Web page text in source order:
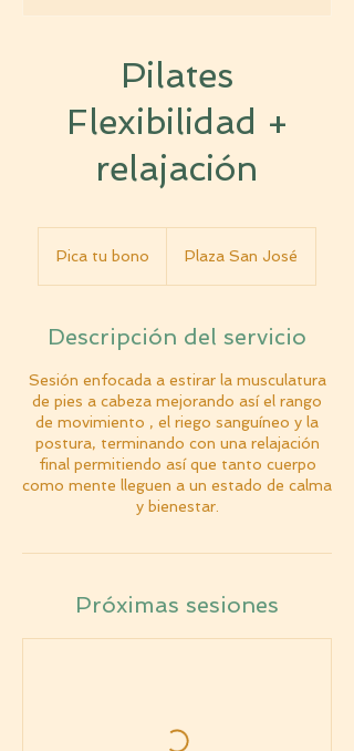
Pilates
Flexibilidad +
relajación
bonoPica tu bono Plaza San José
Descripción del servicio
Sesión enfocada a estirar la musculatura
de pies a cabeza mejorando así el rango
de movimiento , el riego sanguíneo y la
postura, terminando con una relajación
final permitiendo así que tanto cuerpo
como mente lleguen a un estado de calma
y bienestar.
Próximas sesiones